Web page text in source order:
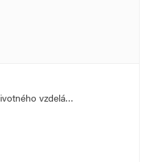
vzdelá…